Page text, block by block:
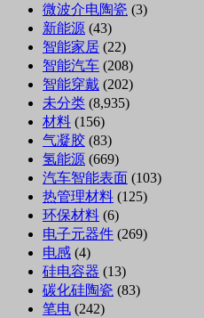
微波介电陶瓷 (3)
新能源 (43)
智能家居 (22)
智能汽车 (208)
智能穿戴 (202)
未分类 (8,935)
材料 (156)
气凝胶 (83)
氢能源 (669)
汽车智能表面 (103)
热管理材料 (125)
环保材料 (6)
电子元器件 (269)
电感 (4)
硅电容器 (13)
碳化硅陶瓷 (83)
笔电 (242)